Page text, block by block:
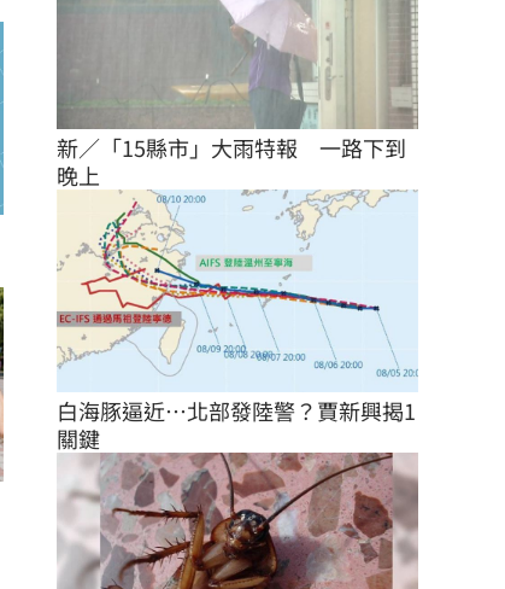
新／「15縣市」大雨特報　一路下到
晚上
白海豚逼近…北部發陸警？賈新興揭1
關鍵